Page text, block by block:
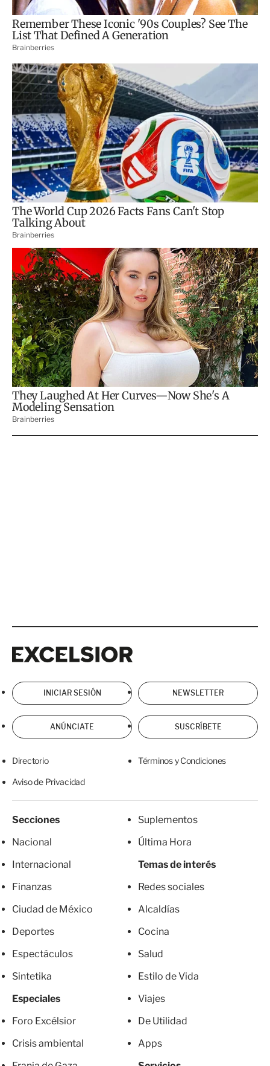
INICIAR SESIÓN NEWSLETTER
ANÚNCIATE SUSCRÍBETE
Directorio Términos y Condiciones
Aviso de Privacidad
Secciones
Nacional
Internacional
Finanzas
Ciudad de México
Deportes
Espectáculos
Sintetika
Especiales
Foro Excélsior
Crisis ambiental
Suplementos
Última Hora
Temas de interés
Redes sociales
Alcaldías
Cocina
Salud
Estilo de Vida
Viajes
De Utilidad
Apps